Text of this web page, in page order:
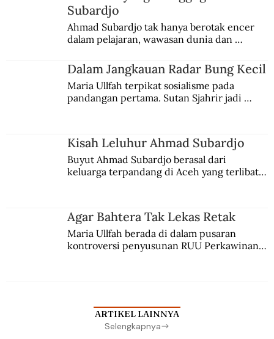
Subardjo
Ahmad Subardjo tak hanya berotak encer
dalam pelajaran, wawasan dunia dan
Jules Verne, Multatuli, hingga Sun Yat-sen.
Dalam Jangkauan Radar Bung Kecil
Maria Ullfah terpikat sosialisme pada
pandangan pertama. Sutan Sjahrir jadi
Kisah Leluhur Ahmad Subardjo
Buyut Ahmad Subardjo berasal dari
keluarga terpandang di Aceh yang terlibat
Agar Bahtera Tak Lekas Retak
Maria Ullfah berada di dalam pusaran
kontroversi penyusunan RUU Perkawinan.
ARTIKEL LAINNYA
Selengkapnya